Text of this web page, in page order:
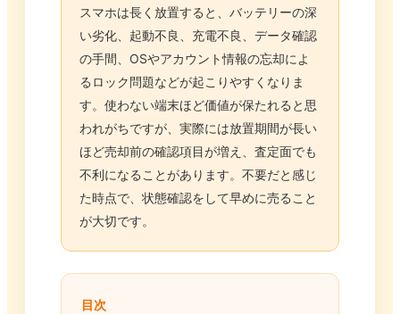
スマホは長く放置すると、バッテリーの深
い劣化、起動不良、充電不良、データ確認
の手間、OSやアカウント情報の忘却によ
るロック問題などが起こりやすくなりま
す。使わない端末ほど価値が保たれると思
われがちですが、実際には放置期間が長い
ほど売却前の確認項目が増え、査定面でも
不利になることがあります。不要だと感じ
た時点で、状態確認をして早めに売ること
が大切です。
目次